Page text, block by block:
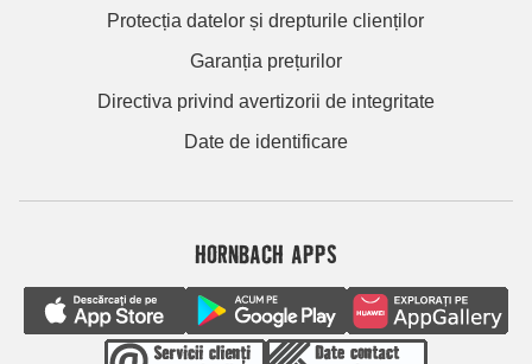
Protecția datelor și drepturile clienților
Garanția prețurilor
Directiva privind avertizorii de integritate
Date de identificare
HORNBACH APPS